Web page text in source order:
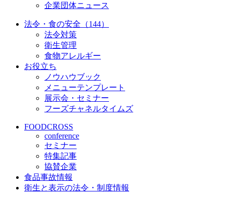
企業団体ニュース
法令・食の安全（144）
法令対策
衛生管理
食物アレルギー
お役立ち
ノウハウブック
メニューテンプレート
展示会・セミナー
フーズチャネルタイムズ
FOODCROSS
conference
セミナー
特集記事
協賛企業
食品事故情報
衛生と表示の法令・制度情報